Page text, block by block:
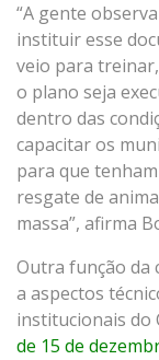
“A gente
instituir esse
veio para
o plano seja
dentro das
capacitar os
para que
resgate de
massa”, afirma
Outra função da
a aspectos
institucionais do
de 15 de